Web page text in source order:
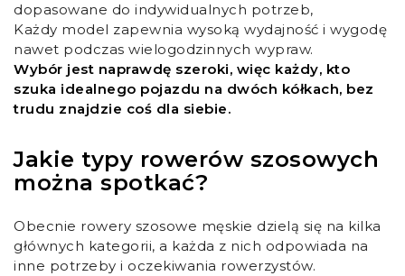
dopasowane do indywidualnych potrzeb,
Każdy model zapewnia wysoką wydajność i wygodę
nawet podczas wielogodzinnych wypraw.
Wybór jest naprawdę szeroki, więc każdy, kto
szuka idealnego pojazdu na dwóch kółkach, bez
trudu znajdzie coś dla siebie.
Jakie typy rowerów szosowych
można spotkać?
Obecnie rowery szosowe męskie dzielą się na kilka
głównych kategorii, a każda z nich odpowiada na
inne potrzeby i oczekiwania rowerzystów.